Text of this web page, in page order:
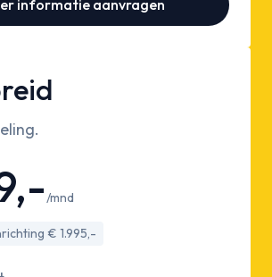
informatie aanvragen
/mnd
€ 1.995,-